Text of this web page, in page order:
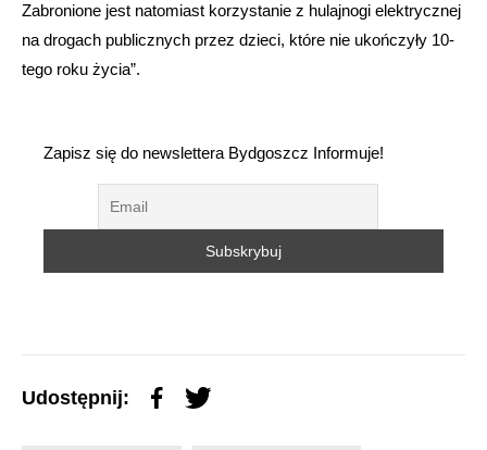
Zabronione jest natomiast korzystanie z hulajnogi elektrycznej
na drogach publicznych przez dzieci, które nie ukończyły 10-
tego roku życia”.
Zapisz się do newslettera Bydgoszcz Informuje!
Udostępnij: